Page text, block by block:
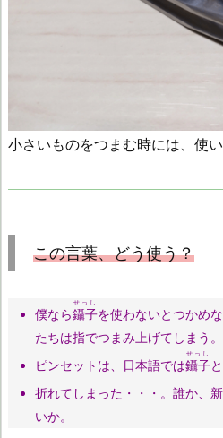
小さいものをつまむ時には、使い
この言葉、どう使う？
僕なら鑷子
せっし
を使わないとつかめ
たちは指でつまみ上げてしまう。
ピンセットは、日本語では鑷子
せっし
折れてしまった・・・。誰か、
いか。